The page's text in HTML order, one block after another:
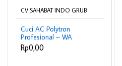
CV SAHABAT INDO GRUB
Cuci AC Polytron
Profesional – WA
082272686688 | CV
Sahabat Indo Grub
Rp0,00